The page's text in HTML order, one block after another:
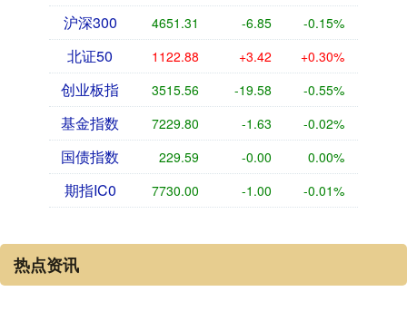
沪深300 4651.31 -6.85 -0.15%
北证50 1122.88 +3.42 +0.30%
创业板指 3515.56 -19.58 -0.55%
基金指数 7229.80 -1.63 -0.02%
国债指数 229.59 -0.00 0.00%
期指IC0 7730.00 -1.00 -0.01%
热点资讯